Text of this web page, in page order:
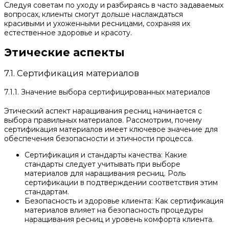
Следуя советам по уходу и разбираясь в часто задаваемых
вопросах, клиенты смогут дольше наслаждаться
красивыми и ухоженными ресницами, сохраняя их
естественное здоровье и красоту.
Этические аспекты
7.1. Сертификация материалов
7.1.1. Значение выбора сертифицированных материалов
Этический аспект наращивания ресниц начинается с
выбора правильных материалов. Рассмотрим, почему
сертификация материалов имеет ключевое значение для
обеспечения безопасности и этичности процесса.
Сертификация и стандарты качества: Какие
стандарты следует учитывать при выборе
материалов для наращивания ресниц. Роль
сертификации в подтверждении соответствия этим
стандартам.
Безопасность и здоровье клиента: Как сертификация
материалов влияет на безопасность процедуры
наращивания ресниц и уровень комфорта клиента.